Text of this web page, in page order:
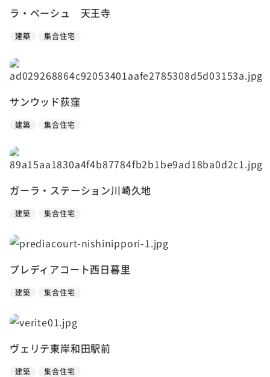
ラ・ペーシュ 天王寺
建築 集合住宅
サンウッド荻窪
建築 集合住宅
ガーラ・ステーション川崎久地
建築 集合住宅
プレディアコート西日暮里
建築 集合住宅
ヴェリテ東岸和田駅前
建築 集合住宅